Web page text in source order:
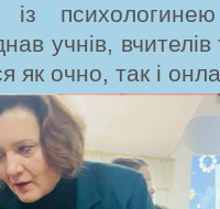
із
учнів,
як очно, так і